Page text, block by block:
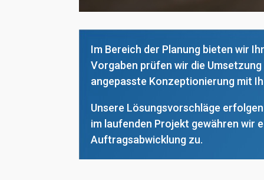
Im Bereich der Planung bieten wir
Vorgaben prüfen wir die
angepasste Konzeptionierung mit
Unsere Lösungsvorschläge
im laufenden Projekt gewähren wir
Auftragsabwicklung zu.